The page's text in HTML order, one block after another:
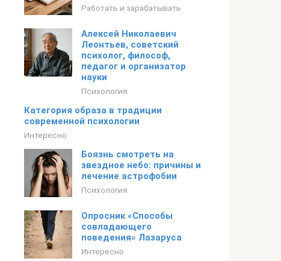
Работать и зарабатывать
Алексей Николаевич
Леонтьев, советский
психолог, философ,
педагог и организатор
науки
Психология
Категория образа в традиции
современной психологии
Интересно
Боязнь смотреть на
звездное небо: причины и
лечение астрофобии
Психология
Опросник «Способы
совладающего
поведения» Лазаруса
Интересно